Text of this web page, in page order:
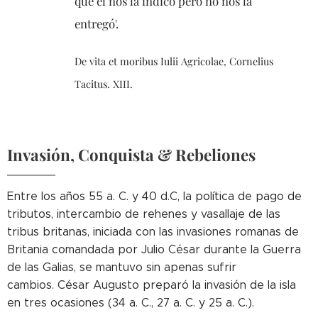
entregó'.
De vita et moribus Iulii Agricolae, Cornelius
Tacitus. XIII.
Invasión, Conquista & Rebeliones
Entre los años 55 a. C. y 40 d.C, la política de pago de
tributos, intercambio de rehenes y vasallaje de las
tribus britanas, iniciada con las invasiones romanas de
Britania comandada por Julio César durante la Guerra
de las Galias, se mantuvo sin apenas sufrir
cambios. César Augusto preparó la invasión de la isla
en tres ocasiones (34 a. C., 27 a. C. y 25 a. C.).